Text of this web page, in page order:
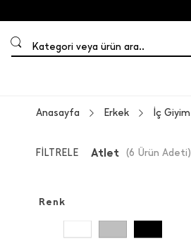
Kategori veya ürün ara..
İç Giyim
Erkek
Anasayfa
FİLTRELE Atlet (6 Ürün Adeti)
Renk